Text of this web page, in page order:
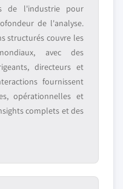
de l'industrie pour
de l'analyse.
structurés couvre les
avec des
directeurs et
fournissent
opérationnelles et
complets et des